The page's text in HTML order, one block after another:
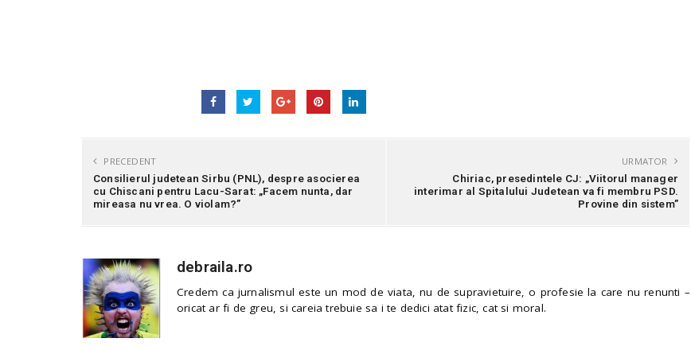
PRECEDENT
Consilierul judetean Sirbu (PNL), despre asocierea
cu Chiscani pentru Lacu-Sarat: „Facem nunta, dar
mireasa nu vrea. O violam?”
URMATOR
Chiriac, presedintele CJ: „Viitorul manager
interimar al Spitalului Judetean va fi membru PSD.
Provine din sistem”
debraila.ro
Credem ca jurnalismul este un mod de viata, nu de supravietuire, o profesie la care nu renunti –
oricat ar fi de greu, si careia trebuie sa i te dedici atat fizic, cat si moral.